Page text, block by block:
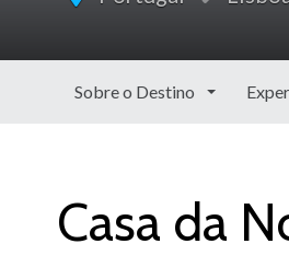
Sobre o Destino
Casa da